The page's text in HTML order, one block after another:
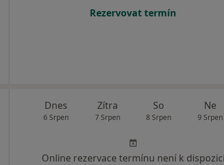
Rezervovat termín
Dnes
6 Srpen
Zítra
7 Srpen
So
8 Srpen
Ne
9 Srpen
Online rezervace termínu není k dispozici